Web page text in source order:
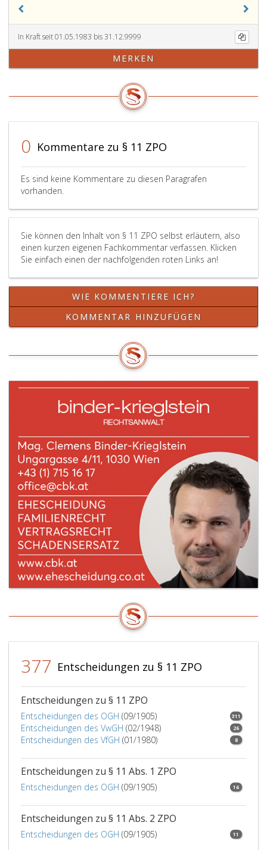
In Kraft seit 01.05.1983 bis 31.12.9999
MERKEN
0 Kommentare zu § 11 ZPO
Es sind keine Kommentare zu diesen Paragrafen
vorhanden.
Sie können den Inhalt von § 11 ZPO selbst erläutern, also
einen kurzen eigenen Fachkommentar verfassen. Klicken
Sie einfach einen der nachfolgenden roten Links an!
WIE KOMMENTIERE ICH?
KOMMENTAR HINZUFÜGEN
377 Entscheidungen zu § 11 ZPO
Entscheidungen zu § 11 ZPO
Entscheidungen des OGH (09/1905) 311
Entscheidungen des VwGH (02/1948) 26
Entscheidungen des VfGH (01/1980) 8
Entscheidungen zu § 11 Abs. 1 ZPO
Entscheidungen des OGH (09/1905) 16
Entscheidungen zu § 11 Abs. 2 ZPO
Entscheidungen des OGH (09/1905) 11